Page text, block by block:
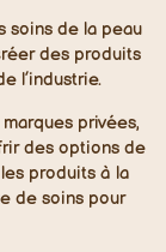
soins de la peau
des produits
l’industrie.
privées,
des options de
produits à la
de soins pour